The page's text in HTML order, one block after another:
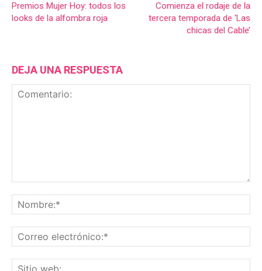
Premios Mujer Hoy: todos los
looks de la alfombra roja
Comienza el rodaje de la
tercera temporada de ‘Las
chicas del Cable’
DEJA UNA RESPUESTA